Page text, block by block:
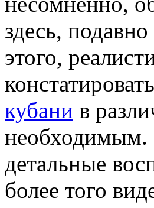
здесь,
этого,
кубани в
необходимым.
детальные
более того